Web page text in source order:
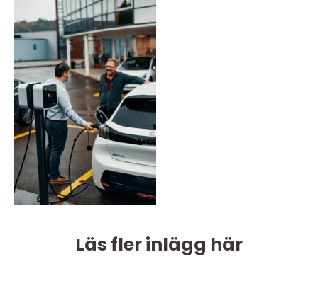
Läs fler inlägg här